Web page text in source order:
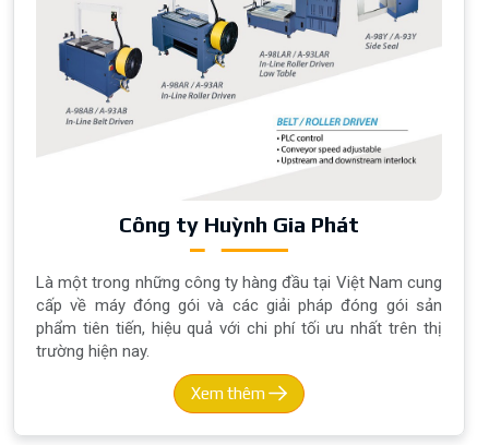
Công ty Huỳnh Gia Phát
Là một trong những công ty hàng đầu tại Việt Nam cung
cấp về máy đóng gói và các giải pháp đóng gói sản
phẩm tiên tiến, hiệu quả với chi phí tối ưu nhất trên thị
trường hiện nay.
Xem thêm